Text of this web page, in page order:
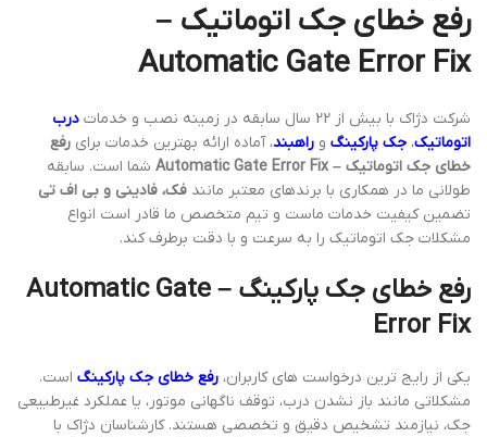
رفع خطای جک اتوماتیک –
Automatic Gate Error Fix
شرکت دژاک با بیش از 22 سال سابقه در زمینه نصب و خدمات
درب
اتوماتیک، جک پارکینگ و راهبند، آماده ارائه بهترین خدمات برای رفع
خطای جک اتوماتیک – Automatic Gate Error Fix
شما است. سابقه
طولانی ما در همکاری با برندهای معتبر مانند فک، فادینی و بی اف تی
تضمین کیفیت خدمات ماست و تیم متخصص ما قادر است انواع
مشکلات جک اتوماتیک را به سرعت و با دقت برطرف کند.
رفع خطای جک پارکینگ – Automatic Gate
Error Fix
یکی از رایج ترین درخواست های کاربران، رفع خطای جک پارکینگ است.
مشکلاتی مانند باز نشدن درب، توقف ناگهانی موتور، یا عملکرد غیرطبیعی
جک، نیازمند تشخیص دقیق و تخصصی هستند. کارشناسان دژاک با